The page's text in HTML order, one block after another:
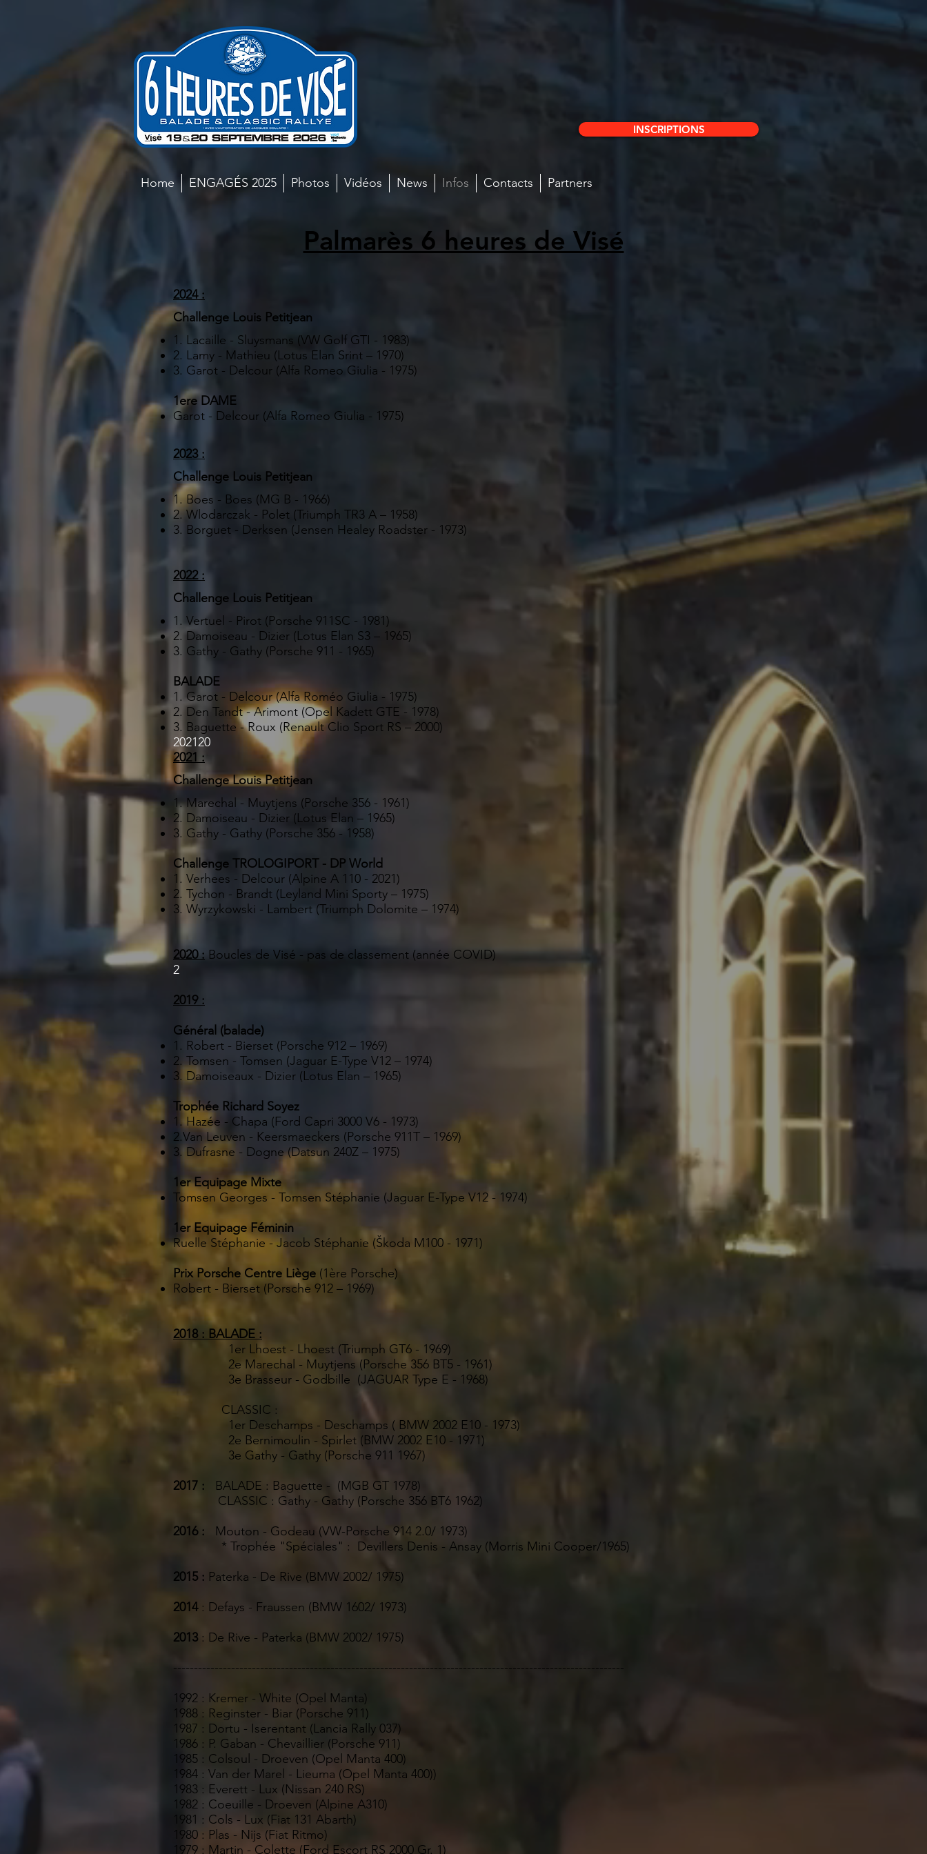
Palmarès 6 heures de Visé
2024 :
Challenge Louis Petitjean
1. Lacaille - Sluysmans (VW Golf GTI - 1983)
2. Lamy - Mathieu (Lotus Elan Srint – 1970)
3. Garot - Delcour (Alfa Romeo Giulia - 1975)
1ere DAME
Garot - Delcour (Alfa Romeo Giulia - 1975)
2023 :
Challenge Louis Petitjean
1. Boes - Boes (MG B - 1966)
2. Wlodarczak - Polet (Triumph TR3 A – 1958)
3. Borguet - Derksen (Jensen Healey Roadster - 1973)
2022 :
Challenge Louis Petitjean
1. Vertuel - Pirot (Porsche 911SC - 1981)
2. Damoiseau - Dizier (Lotus Elan S3 – 1965)
3. Gathy - Gathy (Porsche 911 - 1965)
BALADE
1. Garot - Delcour (Alfa Roméo Giulia - 1975)
2. Den Tandt - Arimont (Opel Kadett GTE - 1978)
3. Baguette - Roux (Renault Clio Sport RS – 2000)
202120
2021 :
Challenge Louis Petitjean
1. Marechal - Muytjens (Porsche 356 - 1961)
2. Damoiseau - Dizier (Lotus Elan – 1965)
3. Gathy - Gathy (Porsche 356 - 1958)
Challenge TROLOGIPORT - DP World
1. Verhees - Delcour (Alpine A 110 - 2021)
2. Tychon - Brandt (Leyland Mini Sporty – 1975)
3. Wyrzykowski - Lambert (Triumph Dolomite – 1974)
2020 : Boucles de Visé - pas de classement (année COVID)
2
2019 :
Général (balade)
1. Robert - Bierset (Porsche 912 – 1969)
2. Tomsen - Tomsen (Jaguar E-Type V12 – 1974)
3. Damoiseaux - Dizier (Lotus Elan – 1965)
Trophée Richard Soyez
1. Hazée - Chapa (Ford Capri 3000 V6 - 1973)
2.Van Leuven - Keersmaeckers (Porsche 911T – 1969)
3. Dufrasne - Dogne (Datsun 240Z – 1975)
1er Equipage Mixte
Tomsen Georges - Tomsen Stéphanie (Jaguar E-Type V12 - 1974)
1er Equipage Féminin
Ruelle Stéphanie - Jacob Stéphanie (Škoda M100 - 1971)
Prix Porsche Centre Liège (1ère Porsche)
Robert - Bierset (Porsche 912 – 1969)​
2018 : BALADE :
1er Lhoest - Lhoest (Triumph GT6 - 1969)
2e Marechal - Muytjens (Porsche 356 BT5 - 1961)
3e Brasseur - Godbille (JAGUAR Type E - 1968)
CLASSIC :
1er Deschamps - Deschamps ( BMW 2002 E10 - 1973)
2e Bernimoulin - Spirlet (BMW 2002 E10 - 1971)
3e Gathy - Gathy (Porsche 911 1967)
2017 : BALADE : Baguette - (MGB GT 1978)
CLASSIC : Gathy - Gathy (Porsche 356 BT6 1962)
2016 :
Mouton - Godeau (VW-Porsche 914 2.0/ 1973)
* Trophée "Spéciales" : Devillers Denis - Ansay (Morris Mini Cooper/1965)
2015 : Paterka - De Rive (BMW 2002/ 1975)
2014 : Defays - Fraussen (BMW 1602/ 1973)
2013 : De Rive - Paterka (BMW 2002/ 1975)
-------------------------------------------------------------------------------------------------------------
1992 : Kremer - White (Opel Manta)
1988 : Reginster - Biar (Porsche 911)
1987 : Dortu - Iserentant (Lancia Rally 037)
1986 : P. Gaban - Chevaillier (Porsche 911)
1985 : Colsoul - Droeven (Opel Manta 400)
1984 : Van der Marel - Lieuma (Opel Manta 400))
1983 : Everett - Lux (Nissan 240 RS)
1982 : Coeuille - Droeven (Alpine A310)
1981 : Cols - Lux (Fiat 131 Abarth)
1980 : Plas - Nijs (Fiat Ritmo)
1979 : Martin - Colette (Ford Escort RS 2000 Gr. 1)
INSCRIPTIONS
Home ENGAGÉS 2025 Photos Vidéos News Infos Contacts Partners